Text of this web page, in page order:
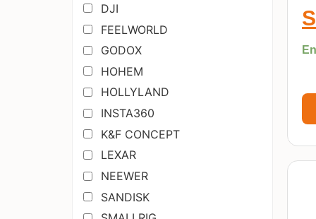
DJI
FEELWORLD
GODOX
HOHEM
HOLLYLAND
INSTA360
K&F CONCEPT
LEXAR
NEEWER
SANDISK